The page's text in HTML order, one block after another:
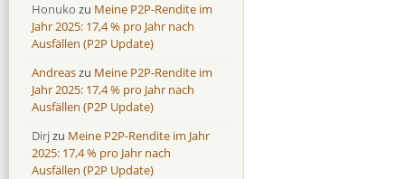
Honuko zu Meine P2P-Rendite im
Jahr 2025: 17,4 % pro Jahr nach
Ausfällen (P2P Update)
Andreaszu Meine P2P-Rendite im
Jahr 2025: 17,4 % pro Jahr nach
Ausfällen (P2P Update)
Dirjzu Meine P2P-Rendite im Jahr
2025: 17,4 % pro Jahr nach
Ausfällen (P2P Update)